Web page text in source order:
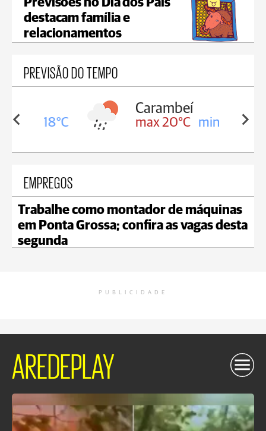
Previsões no Dia dos Pais
destacam família e
relacionamentos
PREVISÃO DO TEMPO
18°C
Carambeí
max 20°C min 18°C
EMPREGOS
Trabalhe como montador de máquinas
em Ponta Grossa; confira as vagas desta
segunda
PUBLICIDADE
AREDEPLAY